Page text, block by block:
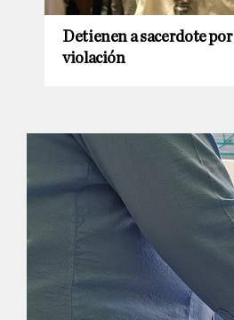
Detienen a sacerdote por
violación